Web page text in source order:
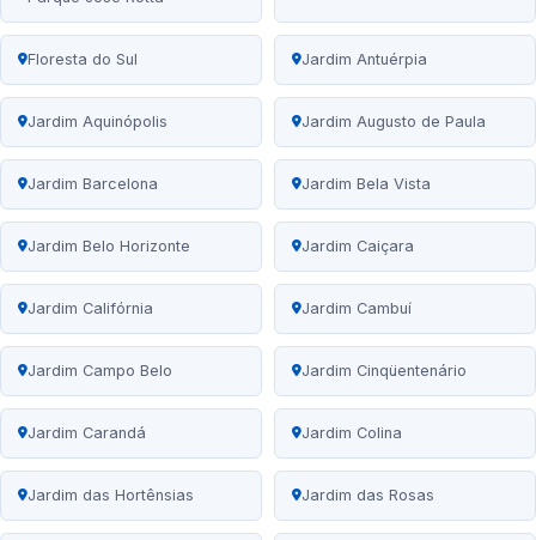
Floresta do Sul Jardim Antuérpia
Jardim Aquinópolis Jardim Augusto de Paula
Jardim Barcelona Jardim Bela Vista
Jardim Belo Horizonte Jardim Caiçara
Jardim Califórnia Jardim Cambuí
Jardim Campo Belo Jardim Cinqüentenário
Jardim Carandá Jardim Colina
Jardim das Hortênsias Jardim das Rosas